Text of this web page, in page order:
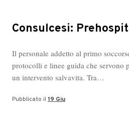
Consulcesi:
Il personale addetto al primo
protocolli e linee guida che servono
un intervento salvavita. Tra…
Pubblicato il 19 Giu